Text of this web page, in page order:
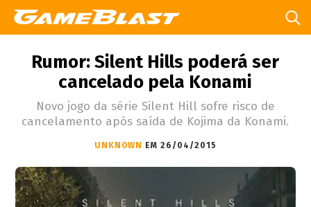
Rumor: Silent Hills poderá ser
cancelado pela Konami
Novo jogo da série Silent Hill sofre risco de
cancelamento após saída de Kojima da Konami.
UNKNOWN EM 26/04/2015